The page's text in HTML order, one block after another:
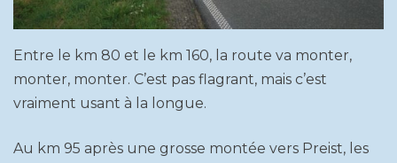
Entre le km 80 et le km 160, la route va monter,
monter, monter. C’est pas flagrant, mais c’est
vraiment usant à la longue.
Au km 95 après une grosse montée vers Preist, les